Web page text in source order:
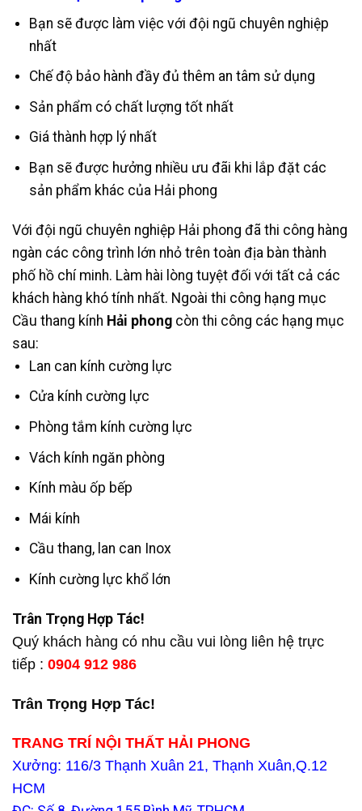
Bạn sẽ được làm việc với đội ngũ chuyên nghiệp
nhất
Chế độ bảo hành đầy đủ thêm an tâm sử dụng
Sản phẩm có chất lượng tốt nhất
Giá thành hợp lý nhất
Bạn sẽ được hưởng nhiều ưu đãi khi lắp đặt các
sản phẩm khác của Hải phong
Với đội ngũ chuyên nghiệp Hải phong đã thi công hàng
ngàn các công trình lớn nhỏ trên toàn địa bàn thành
phố hồ chí minh. Làm hài lòng tuyệt đối với tất cả các
khách hàng khó tính nhất. Ngoài thi công hạng mục
Cầu thang kính Hải phong còn thi công các hạng mục
sau:
Lan can kính cường lực
Cửa kính cường lực
Phòng tắm kính cường lực
Vách kính ngăn phòng
Kính màu ốp bếp
Mái kính
Cầu thang, lan can Inox
Kính cường lực khổ lớn
Trân Trọng Hợp Tác!
Quý khách hàng có nhu cầu vui lòng liên hệ trực
tiếp : 0904 912 986
Trân Trọng Hợp Tác!
TRANG TRÍ NỘI THẤT HẢI PHONG
Xưởng: 116/3 Thạnh Xuân 21, Thạnh Xuân,Q.12
HCM